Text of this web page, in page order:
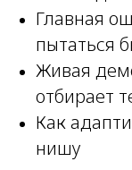
Главная
пытаться
Живая
отбирает
Как
нишу